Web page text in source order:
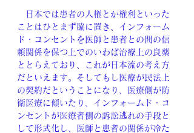
日本では患者の人権とか権利といった
ことはひとまず脇に置き、インフォーム
ド・コンセントを医師と患者との間の信
頼関係を保つ上でのいわば治療上の良薬
ととらえており、これが日本流の考え方
だといえます。そしてもし医療が民法上
の契約だということになり、医療側が防
衛医療に傾いたり、インフォームド・コ
ンセントが医療者側の訴訟逃れの手段と
して形式化し、医師と患者の関係が冷た